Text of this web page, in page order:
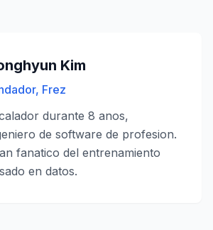
Kim
Frez
durante 8 anos,
de software de profesion.
fanatico del entrenamiento
en datos.